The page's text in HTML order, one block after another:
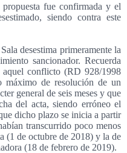
fue confirmada y el
siendo contra este
desestima primeramente la
sancionador. Recuerda
conflicto (RD 928/1998
de resolución de un
general de seis meses y que
del acta, siendo erróneo el
dicho plazo se inicia a partir
transcurrido poco menos
(1 de octubre de 2018) y la de
(18 de febrero de 2019).